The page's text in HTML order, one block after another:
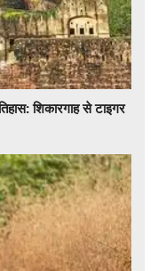
शिकारगाह से टाइगर